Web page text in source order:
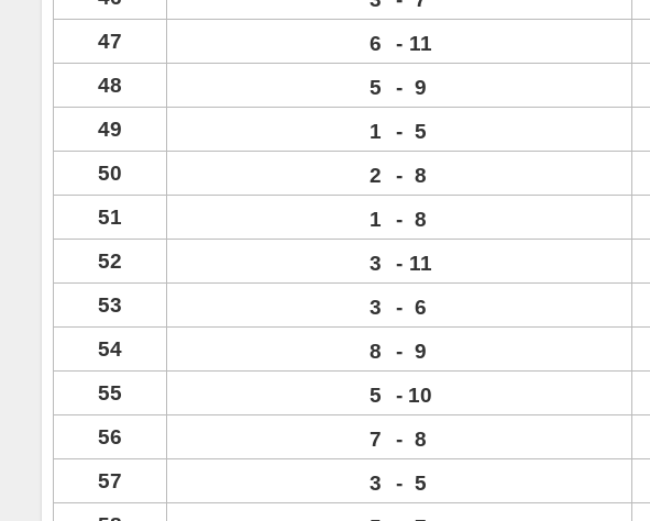
47
6 - 11
48
5 - 9
49
1 - 5
50
2 - 8
51
1 - 8
52
3 - 11
53
3 - 6
54
8 - 9
55
5 - 10
56
7 - 8
57
3 - 5